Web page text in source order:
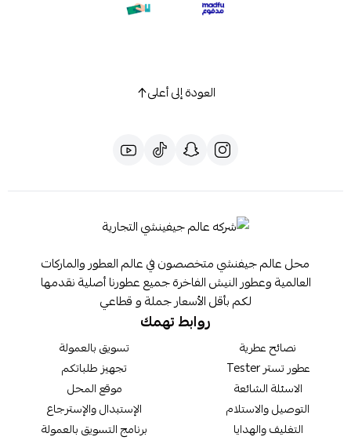
العودة إلى أعلى
محل عالم جيفنشي متخصصون في عالم العطور والماركات
العالمية وعطور النيش الفاخرة جميع عطورنا أصلية نقدمها
لكم بأقل الأسعار جملة و قطاعي
روابط تهمك
نصائح عطرية
عطور تستر Tester
الاسئلة الشائعة
التوصيل والاستلام
التغليف والهدايا
تسويق بالعمولة
تجهيز طلباتكم
موقع المحل
الإستبدال والإسترجاع
برنامج التسويق بالعمولة